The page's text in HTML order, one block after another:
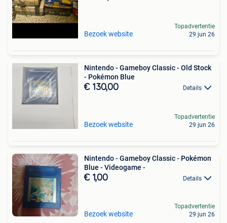
Bezoek website
Topadvertentie
29 jun 26
Nintendo - Gameboy Classic - Old Stock
- Pokémon Blue
€ 130,00 Details
Bezoek website
Topadvertentie
29 jun 26
Nintendo - Gameboy Classic - Pokémon
Blue - Videogame -
€ 1,00 Details
Bezoek website
Topadvertentie
29 jun 26